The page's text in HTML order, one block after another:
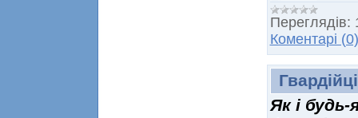
Переглядів:
Коментарі (0)
Як і